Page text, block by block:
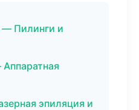
Пилинги и
эпиляция и